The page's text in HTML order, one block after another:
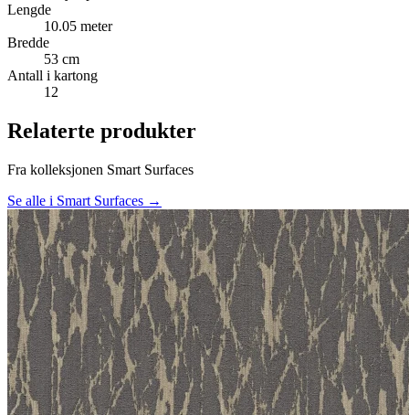
Lengde
10.05 meter
Bredde
53 cm
Antall i kartong
12
Relaterte produkter
Fra kolleksjonen Smart Surfaces
Se alle i Smart Surfaces →